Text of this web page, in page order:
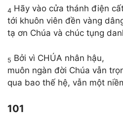
4 Hãy vào cửa thánh điện
tới khuôn viên đền vàng
tạ ơn Chúa và chúc tụng
5 Bởi vì CHÚA nhân hậu,
muôn ngàn đời Chúa vẫn
qua bao thế hệ, vẫn một
101